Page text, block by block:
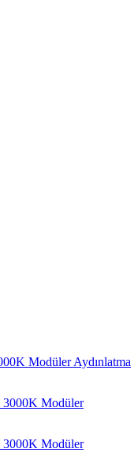
Modüler Aydınlatma